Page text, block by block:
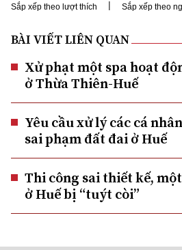
Sắp xếp theo lượt thích | Sắp xếp theo
BÀI VIẾT LIÊN QUAN
Xử phạt một spa hoạt
ở Thừa Thiên-Huế
Yêu cầu xử lý các cá
sai phạm đất đai ở Huế
Thi công sai thiết kế,
ở Huế bị “tuýt còi”